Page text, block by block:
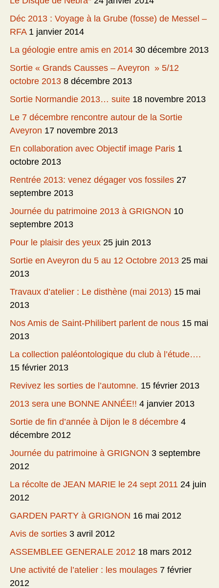
Déc 2013 : Voyage à la Grube (fosse) de Messel –
RFA 1 janvier 2014
La géologie entre amis en 2014 30 décembre 2013
Sortie « Grands Causses – Aveyron » 5/12
octobre 2013 8 décembre 2013
Sortie Normandie 2013… suite 18 novembre 2013
Le 7 décembre rencontre autour de la Sortie
Aveyron 17 novembre 2013
En collaboration avec Objectif image Paris 1
octobre 2013
Rentrée 2013: venez dégager vos fossiles 27
septembre 2013
Journée du patrimoine 2013 à GRIGNON 10
septembre 2013
Pour le plaisir des yeux 25 juin 2013
Sortie en Aveyron du 5 au 12 Octobre 2013 25 mai
2013
Travaux d’atelier : Le disthène (mai 2013) 15 mai
2013
Nos Amis de Saint-Philibert parlent de nous 15 mai
2013
La collection paléontologique du club à l’étude….
15 février 2013
Revivez les sorties de l’automne. 15 février 2013
2013 sera une BONNE ANNÉE!! 4 janvier 2013
Sortie de fin d’année à Dijon le 8 décembre 4
décembre 2012
Journée du patrimoine à GRIGNON 3 septembre
2012
La récolte de JEAN MARIE le 24 sept 2011 24 juin
2012
GARDEN PARTY à GRIGNON 16 mai 2012
Avis de sorties 3 avril 2012
ASSEMBLEE GENERALE 2012 18 mars 2012
Une activité de l’atelier : les moulages 7 février
2012